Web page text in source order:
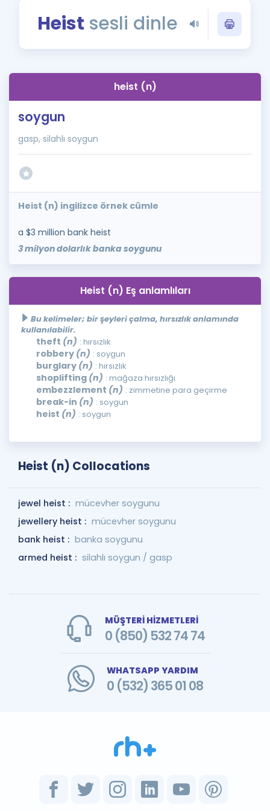
Blog
İngilizce Gramer
Heist sesli dinle
heist (n)
soygun
gasp, silahlı soygun
Heist (n) ingilizce örnek cümle
a $3 million bank heist
3 milyon dolarlık banka soygunu
Heist (n) Eş anlamlıları
Bu kelimeler; bir şeyleri çalma, hırsızlık anlamında
kullanılabilir.
theft (n) : hırsızlık
robbery (n) : soygun
burglary (n) : hırsızlık
shoplifting (n) : mağaza hırsızlığı
embezzlement (n) : zimmetine para geçirme
break-in (n) : soygun
heist (n) : soygun
Heist (n) Collocations
jewel heist : mücevher soygunu
jewellery heist : mücevher soygunu
bank heist : banka soygunu
armed heist : silahlı soygun / gasp
MÜŞTERİ HİZMETLERİ
0 (850) 532 74 74
WHATSAPP YARDIM
0 (532) 365 01 08